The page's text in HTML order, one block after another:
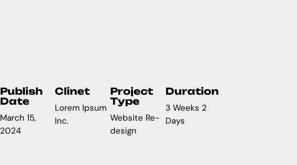
Publish
Date
March 15,
2024
Clinet
Lorem Ipsum
Inc.
Project
Type
Website Re-
design
Duration
3 Weeks 2
Days